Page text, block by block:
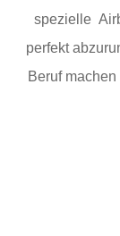
spezielle
perfekt
Beruf